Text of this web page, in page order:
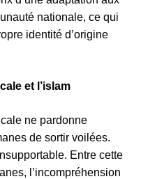
nationale, ce qui
identité d’origine
et l’islam
ne pardonne
de sortir voilées.
Entre cette
l’incompréhension